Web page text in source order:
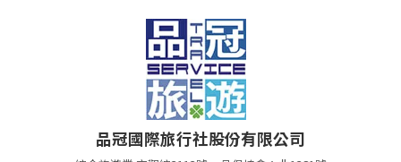
品冠國際旅行社股份有限公司